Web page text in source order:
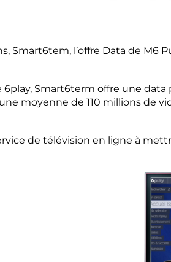
Smart6tem, l’offre Data de
6play, Smart6term offre une
moyenne de 110 millions de
de télévision en ligne à